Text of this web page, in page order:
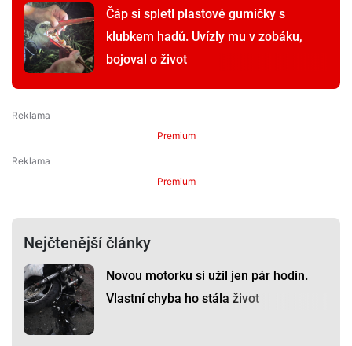
Čáp si spletl plastové gumičky s
klubkem hadů. Uvízly mu v zobáku,
bojoval o život
Premium
Premium
Nejčtenější články
Novou motorku si užil jen pár hodin.
Vlastní chyba ho stála život